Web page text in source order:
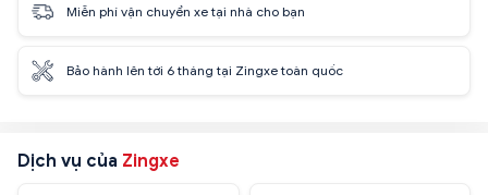
Miễn phí vận chuyển xe tại nhà cho bạn
Bảo hành lên tới 6 tháng tại Zingxe toàn quốc
Dịch vụ của Zingxe